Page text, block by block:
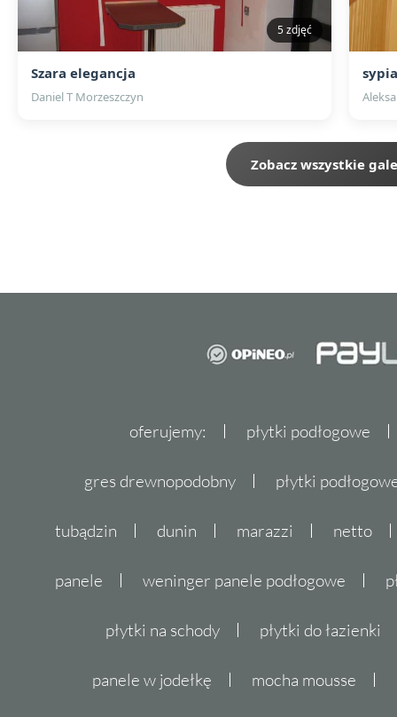
5 zdjęć
Szara elegancja
Daniel T Morzeszczyn
Zobacz wszystkie
oferujemy: płytki podłogowe
gres drewnopodobny płytki
tubądzin dunin marazzi netto
panele weninger panele podłogowe
płytki na schody płytki do łazienki
panele w jodełkę mocha mousse